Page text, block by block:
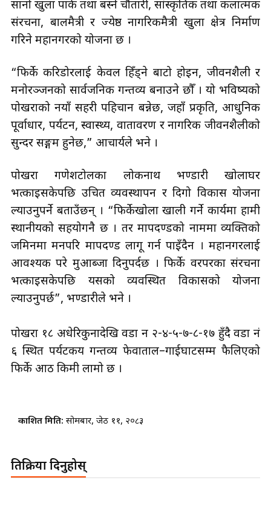
सानो खुला पार्क तथा बस्ने चौतारी, सांस्कृतिक तथा कलात्मक
संरचना, बालमैत्री र ज्येष्ठ नागरिकमैत्री खुला क्षेत्र निर्माण
गरिने महानगरको योजना छ ।
“फिर्के करिडोरलाई केवल हिँड्ने बाटो होइन, जीवनशैली र
मनोरञ्जनको सार्वजनिक गन्तव्य बनाउने छौँ । यो भविष्यको
पोखराको नयाँ सहरी पहिचान बन्नेछ, जहाँ प्रकृति, आधुनिक
पूर्वाधार, पर्यटन, स्वास्थ्य, वातावरण र नागरिक जीवनशैलीको
सुन्दर सङ्गम हुनेछ,” आचार्यले भने ।
पोखरा गणेशटोलका लोकनाथ भण्डारी खोलाघर
भत्काइसकेपछि उचित व्यवस्थापन र दिगो विकास योजना
ल्याउनुपर्ने बताउँछन् । “फिर्केखोला खाली गर्ने कार्यमा हामी
स्थानीयको सहयोगनै छ । तर मापदण्डको नाममा व्यक्तिको
जमिनमा मनपरि मापदण्ड लागू गर्न पाइँदैन । महानगरलाई
आवश्यक परे मुआब्जा दिनुपर्दछ । फिर्के वरपरका संरचना
भत्काइसकेपछि यसको व्यवस्थित विकासको योजना
ल्याउनुपर्छ”, भण्डारीले भने ।
पोखरा १८ अधेरिकुनादेखि वडा न २-४-५-७-८-१७ हुँदै वडा नं
६ स्थित पर्यटकीय गन्तव्य फेवाताल–गाईघाटसम्म फैलिएको
फिर्के आठ किमी लामो छ ।
प्रकाशित मिति: सोमबार, जेठ ११, २०८३
प्रतिक्रिया दिनुहोस्